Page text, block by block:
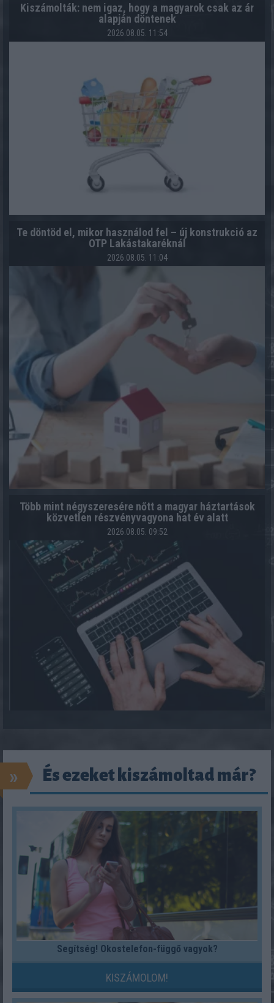
Kiszámolták: nem igaz, hogy a magyarok csak az ár
alapján döntenek
2026.08.05. 11:54
Te döntöd el, mikor használod fel – új konstrukció az
OTP Lakástakaréknál
2026.08.05. 11:04
Több mint négyszeresére nőtt a magyar háztartások
közvetlen részvényvagyona hat év alatt
2026.08.05. 09:52
» És ezeket kiszámoltad már?
Segítség! Okostelefon-függő vagyok?
KISZÁMOLOM!